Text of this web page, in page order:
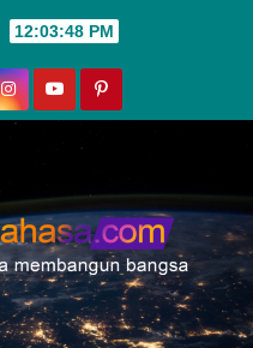
12:03:50 PM